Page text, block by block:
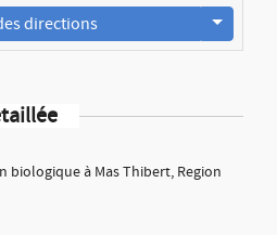
directions
à Mas Thibert, Region